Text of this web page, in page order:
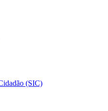
(SIC)